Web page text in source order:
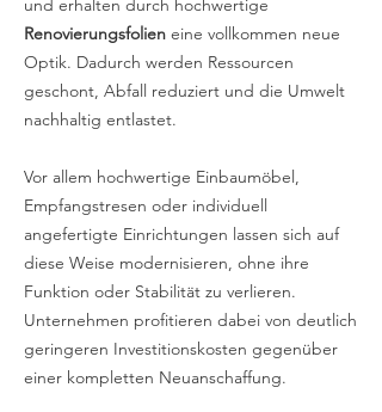
und erhalten durch hochwertige
Renovierungsfolien eine vollkommen neue
Optik. Dadurch werden Ressourcen
geschont, Abfall reduziert und die Umwelt
nachhaltig entlastet.
Vor allem hochwertige Einbaumöbel,
Empfangstresen oder individuell
angefertigte Einrichtungen lassen sich auf
diese Weise modernisieren, ohne ihre
Funktion oder Stabilität zu verlieren.
Unternehmen profitieren dabei von deutlich
geringeren Investitionskosten gegenüber
einer kompletten Neuanschaffung.